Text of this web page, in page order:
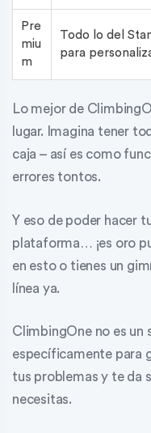
Pre
miu
m
Todo lo del
para
Lo mejor de
lugar. Imagina tener
caja – así es como
errores tontos.
Y eso de poder hacer
plataforma… ¡es oro
en esto o tienes un
línea ya.
ClimbingOne no es un
específicamente para
tus problemas y te da
necesitas.